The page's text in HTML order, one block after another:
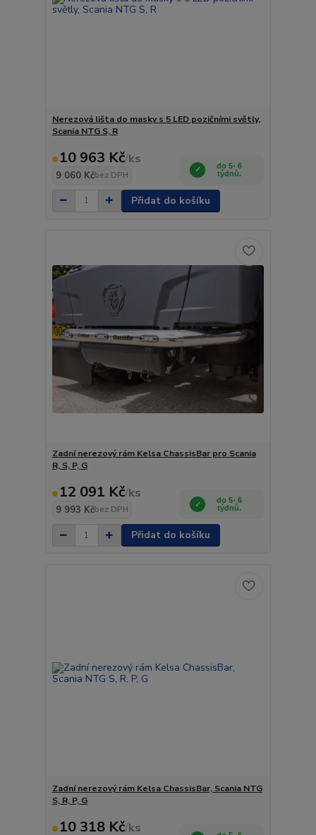
Nerezová lišta do masky s 5 LED pozičními světly,
Scania NTG S, R
10 963 Kč/ks
9 060 Kčbez DPH
do 5- 6
týdnů.
Přidat do košíku
Zadní nerezový rám Kelsa ChassisBar pro Scania
R, S, P, G
12 091 Kč/ks
9 993 Kčbez DPH
do 5- 6
týdnů.
Přidat do košíku
Zadní nerezový rám Kelsa ChassisBar, Scania NTG
S, R, P, G
10 318 Kč/ks